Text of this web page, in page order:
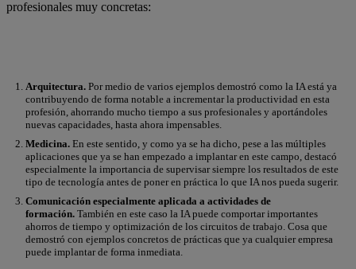
profesionales muy concretas:
Arquitectura. Por medio de varios ejemplos demostró como la IA está ya
contribuyendo de forma notable a incrementar la productividad en esta
profesión, ahorrando mucho tiempo a sus profesionales y aportándoles
nuevas capacidades, hasta ahora impensables.
Medicina. En este sentido, y como ya se ha dicho, pese a las múltiples
aplicaciones que ya se han empezado a implantar en este campo, destacó
especialmente la importancia de supervisar siempre los resultados de este
tipo de tecnología antes de poner en práctica lo que IA nos pueda sugerir.
Comunicación especialmente aplicada a actividades de
formación. También en este caso la IA puede comportar importantes
ahorros de tiempo y optimización de los circuitos de trabajo. Cosa que
demostró con ejemplos concretos de prácticas que ya cualquier empresa
puede implantar de forma inmediata.